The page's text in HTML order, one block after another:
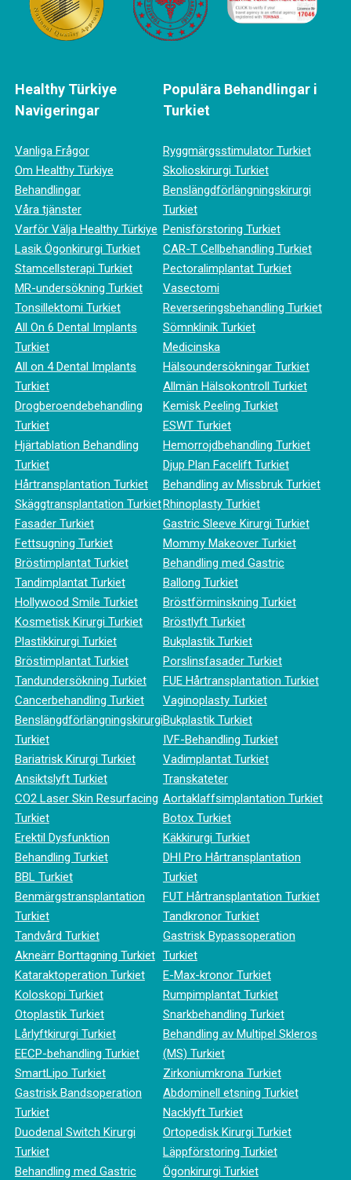
Healthy Türkiye
Navigeringar
Vanliga Frågor
Om Healthy Türkiye
Behandlingar
Våra tjänster
Varför Välja Healthy Türkiye
Lasik Ögonkirurgi Turkiet
Stamcellsterapi Turkiet
MR-undersökning Turkiet
Tonsillektomi Turkiet
All On 6 Dental Implants
Turkiet
All on 4 Dental Implants
Turkiet
Drogberoendebehandling
Turkiet
Hjärtablation Behandling
Turkiet
Hårtransplantation Turkiet
Skäggtransplantation Turkiet
Fasader Turkiet
Fettsugning Turkiet
Bröstimplantat Turkiet
Tandimplantat Turkiet
Hollywood Smile Turkiet
Kosmetisk Kirurgi Turkiet
Plastikkirurgi Turkiet
Bröstimplantat Turkiet
Tandundersökning Turkiet
Cancerbehandling Turkiet
Benslängdförlängningskirurgi
Turkiet
Bariatrisk Kirurgi Turkiet
Ansiktslyft Turkiet
CO2 Laser Skin Resurfacing
Turkiet
Erektil Dysfunktion
Behandling Turkiet
BBL Turkiet
Benmärgstransplantation
Turkiet
Tandvård Turkiet
Akneärr Borttagning Turkiet
Kataraktoperation Turkiet
Koloskopi Turkiet
Otoplastik Turkiet
Lårlyftkirurgi Turkiet
EECP-behandling Turkiet
SmartLipo Turkiet
Gastrisk Bandsoperation
Turkiet
Duodenal Switch Kirurgi
Turkiet
Behandling med Gastric
Populära Behandlingar i
Turkiet
Ryggmärgsstimulator Turkiet
Skolioskirurgi Turkiet
Benslängdförlängningskirurgi
Turkiet
Penisförstoring Turkiet
CAR-T Cellbehandling Turkiet
Pectoralimplantat Turkiet
Vasectomi
Reverseringsbehandling Turkiet
Sömnklinik Turkiet
Medicinska
Hälsoundersökningar Turkiet
Allmän Hälsokontroll Turkiet
Kemisk Peeling Turkiet
ESWT Turkiet
Hemorrojdbehandling Turkiet
Djup Plan Facelift Turkiet
Behandling av Missbruk Turkiet
Rhinoplasty Turkiet
Gastric Sleeve Kirurgi Turkiet
Mommy Makeover Turkiet
Behandling med Gastric
Ballong Turkiet
Bröstförminskning Turkiet
Bröstlyft Turkiet
Bukplastik Turkiet
Porslinsfasader Turkiet
FUE Hårtransplantation Turkiet
Vaginoplasty Turkiet
Bukplastik Turkiet
IVF-Behandling Turkiet
Vadimplantat Turkiet
Transkateter
Aortaklaffsimplantation Turkiet
Botox Turkiet
Käkkirurgi Turkiet
DHI Pro Hårtransplantation
Turkiet
FUT Hårtransplantation Turkiet
Tandkronor Turkiet
Gastrisk Bypassoperation
Turkiet
E-Max-kronor Turkiet
Rumpimplantat Turkiet
Snarkbehandling Turkiet
Behandling av Multipel Skleros
(MS) Turkiet
Zirkoniumkrona Turkiet
Abdominell etsning Turkiet
Nacklyft Turkiet
Ortopedisk Kirurgi Turkiet
Läppförstoring Turkiet
Ögonkirurgi Turkiet